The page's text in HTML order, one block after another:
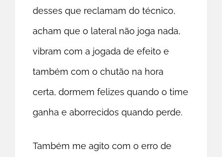
desses que reclamam do técnico,
acham que o lateral não joga nada,
vibram com a jogada de efeito e
também com o chutão na hora
certa, dormem felizes quando o time
ganha e aborrecidos quando perde.
Também me agito com o erro de